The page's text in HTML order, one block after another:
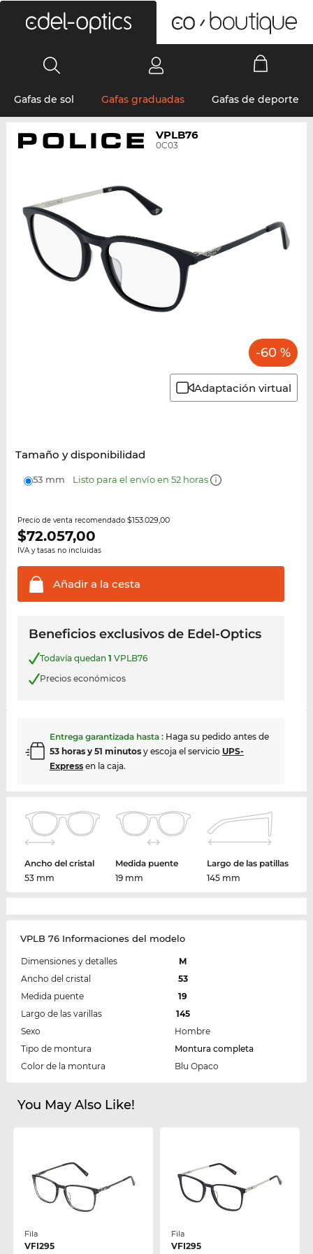
Gafas de sol Gafas graduadas Gafas de deporte
VPLB76
0C03
-60 %
Adaptación virtual
Tamaño y disponibilidad
53 mm Listo para el envío en 52 horas
Precio de venta recomendado $153.029,00
$72.057,00
IVA y tasas no incluidas
Añadir a la cesta
Beneficios exclusivos de Edel-Optics
Todavía quedan 1 VPLB76
Precios económicos
Entrega garantizada hasta : Haga su pedido antes de
53 horas y 51 minutosy escoja el servicio UPS-
Expressen la caja.
Ancho del cristal
53 mm
Medida puente
19 mm
Largo de las patillas
145 mm
VPLB 76 Informaciones del modelo
Dimensiones y detalles
M
Ancho del cristal
53
Medida puente
19
Largo de las varillas
145
Sexo
Hombre
Tipo de montura
Montura completa
Color de la montura
Blu Opaco
You May Also Like!
Fila
VFI295
Fila
VFI295